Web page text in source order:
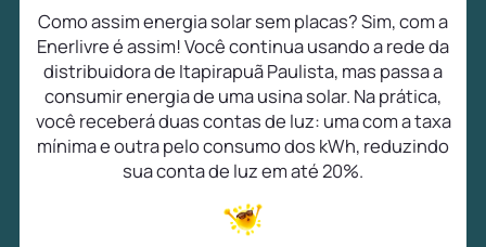
Como assim energia solar sem placas? Sim, com a
Enerlivre é assim! Você continua usando a rede da
distribuidora de Itapirapuã Paulista, mas passa a
consumir energia de uma usina solar. Na prática,
você receberá duas contas de luz: uma com a taxa
mínima e outra pelo consumo dos kWh, reduzindo
sua conta de luz em até 20%.